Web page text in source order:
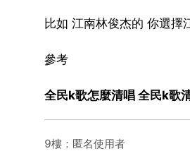
比如 江南林俊杰的 你選擇
參考
全民k歌怎麼清唱 全民k歌
9樓：匿名使用者